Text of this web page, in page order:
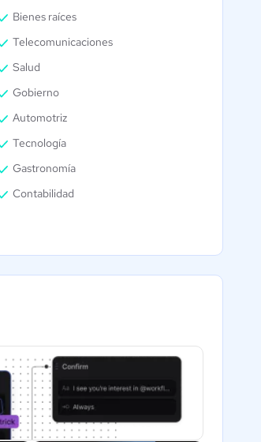
Bienes raíces
Telecomunicaciones
Salud
Gobierno
Automotriz
Tecnología
Gastronomía
Contabilidad